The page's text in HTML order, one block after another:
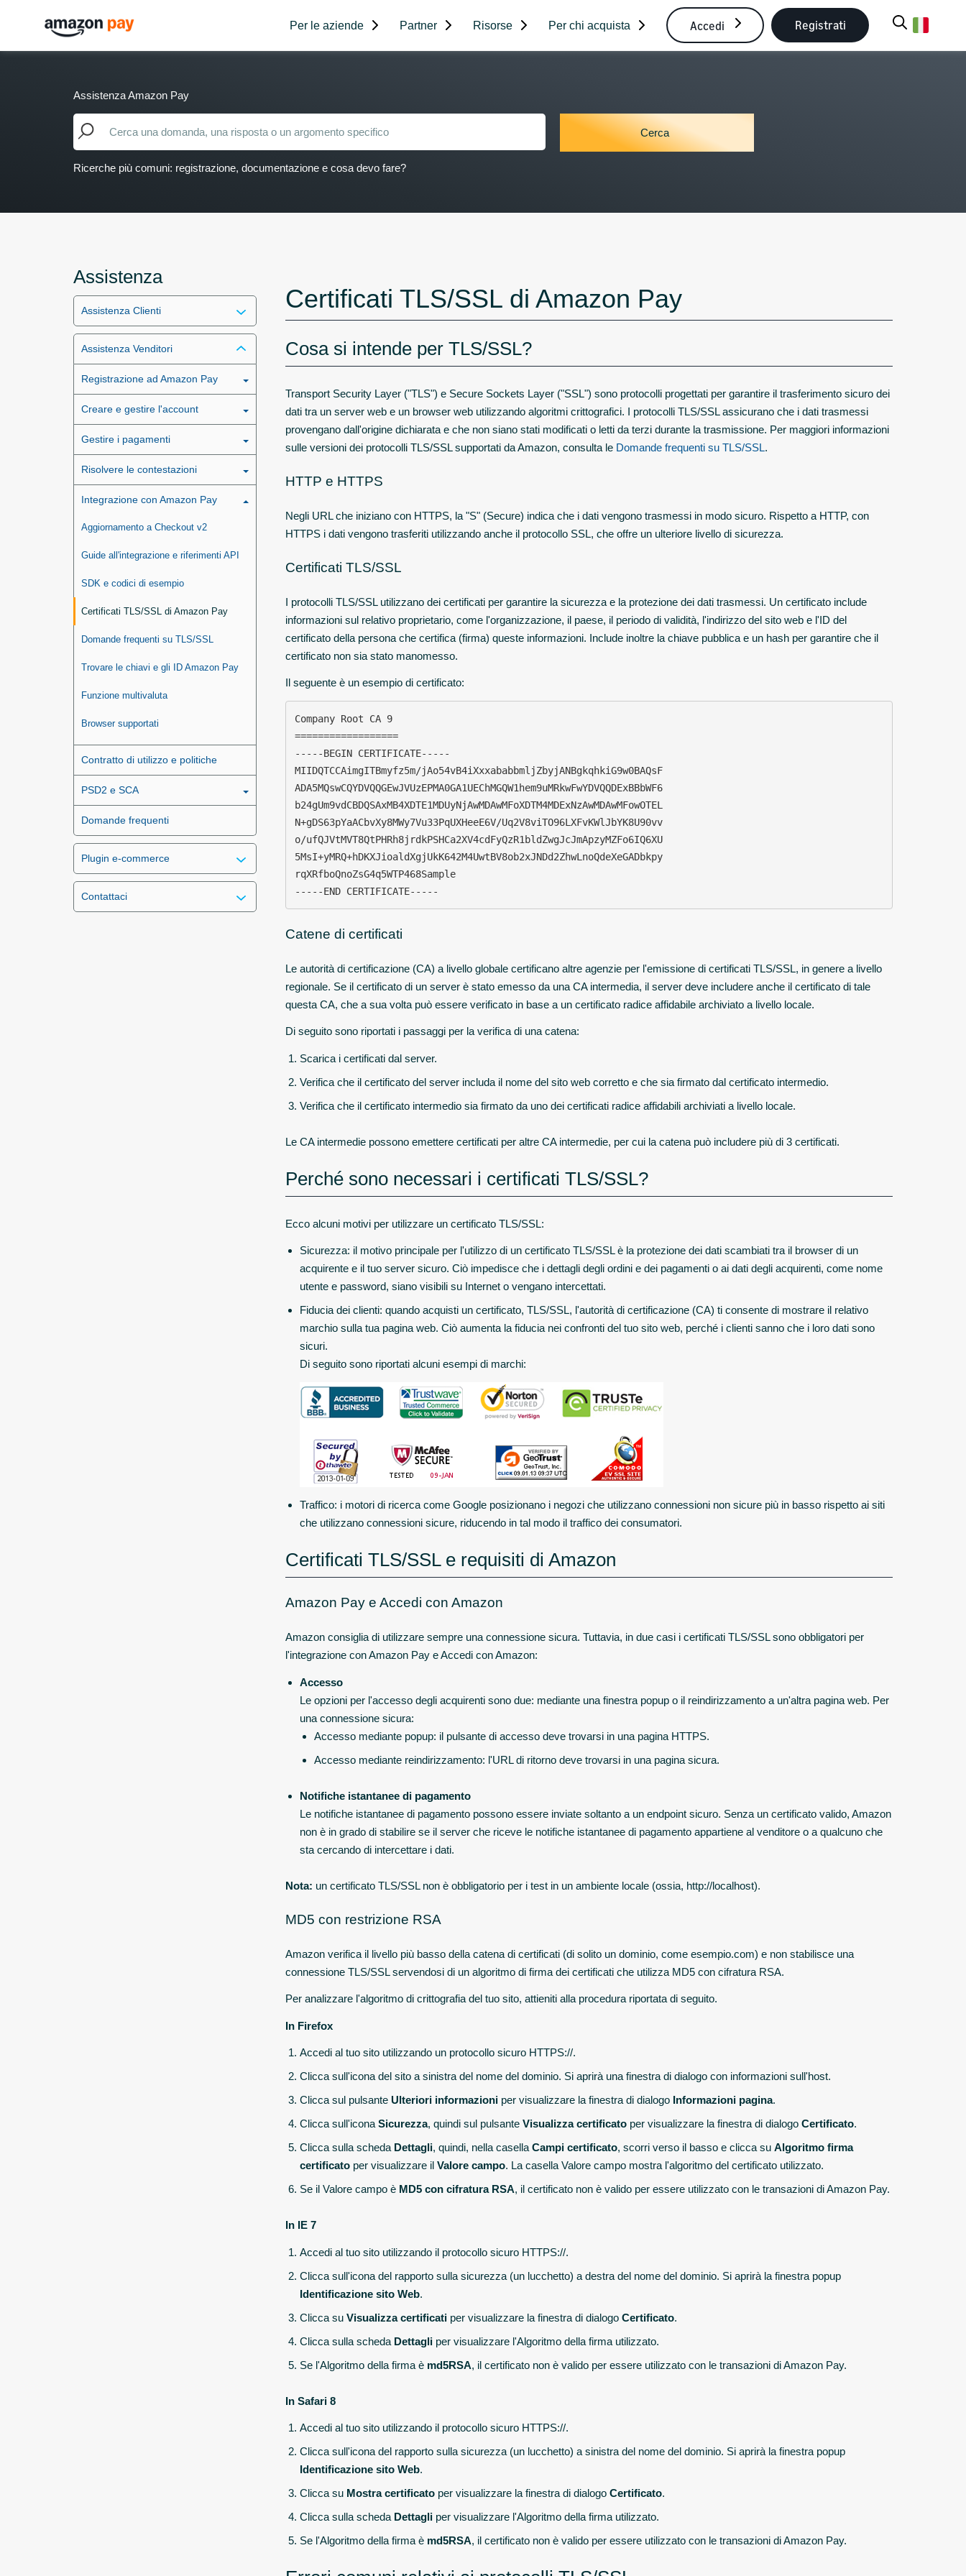
Per le aziende Partner Risorse Per chi acquista Accedi Registrati
Assistenza Amazon Pay
Ricerche più comuni: registrazione, documentazione e cosa devo fare?
Assistenza
Assistenza Clienti
Assistenza Venditori
Registrazione ad Amazon Pay
Creare e gestire l'account
Gestire i pagamenti
Risolvere le contestazioni
Integrazione con Amazon Pay
Aggiornamento a Checkout v2
Guide all'integrazione e riferimenti API
SDK e codici di esempio
Certificati TLS/SSL di Amazon Pay
Domande frequenti su TLS/SSL
Trovare le chiavi e gli ID Amazon Pay
Funzione multivaluta
Browser supportati
Contratto di utilizzo e politiche
PSD2 e SCA
Domande frequenti
Plugin e-commerce
Contattaci
Certificati TLS/SSL di Amazon Pay
Cosa si intende per TLS/SSL?
Transport Security Layer ("TLS") e Secure Sockets Layer ("SSL") sono protocolli progettati per garantire il trasferimento sicuro dei
dati tra un server web e un browser web utilizzando algoritmi crittografici. I protocolli TLS/SSL assicurano che i dati trasmessi
provengano dall'origine dichiarata e che non siano stati modificati o letti da terzi durante la trasmissione. Per maggiori informazioni
sulle versioni dei protocolli TLS/SSL supportati da Amazon, consulta le Domande frequenti su TLS/SSL.
HTTP e HTTPS
Negli URL che iniziano con HTTPS, la "S" (Secure) indica che i dati vengono trasmessi in modo sicuro. Rispetto a HTTP, con
HTTPS i dati vengono trasferiti utilizzando anche il protocollo SSL, che offre un ulteriore livello di sicurezza.
Certificati TLS/SSL
I protocolli TLS/SSL utilizzano dei certificati per garantire la sicurezza e la protezione dei dati trasmessi. Un certificato include
informazioni sul relativo proprietario, come l'organizzazione, il paese, il periodo di validità, l'indirizzo del sito web e l'ID del
certificato della persona che certifica (firma) queste informazioni. Include inoltre la chiave pubblica e un hash per garantire che il
certificato non sia stato manomesso.
Il seguente è un esempio di certificato:
Company Root CA 9
==================
-----BEGIN CERTIFICATE-----
MIIDQTCCAimgITBmyfz5m/jAo54vB4iXxxababbmljZbyjANBgkqhkiG9w0BAQsF
ADA5MQswCQYDVQQGEwJVUzEPMA0GA1UEChMGQW1hem9uMRkwFwYDVQQDExBBbWF6
b24gUm9vdCBDQSAxMB4XDTE1MDUyNjAwMDAwMFoXDTM4MDExNzAwMDAwMFowOTEL
N+gDS63pYaACbvXy8MWy7Vu33PqUXHeeE6V/Uq2V8viTO96LXFvKWlJbYK8U90vv
o/ufQJVtMVT8QtPHRh8jrdkPSHCa2XV4cdFyQzR1bldZwgJcJmApzyMZFo6IQ6XU
5MsI+yMRQ+hDKXJioaldXgjUkK642M4UwtBV8ob2xJNDd2ZhwLnoQdeXeGADbkpy
rqXRfboQnoZsG4q5WTP468Sample
-----END CERTIFICATE-----
Catene di certificati
Le autorità di certificazione (CA) a livello globale certificano altre agenzie per l'emissione di certificati TLS/SSL, in genere a livello
regionale. Se il certificato di un server è stato emesso da una CA intermedia, il server deve includere anche il certificato di tale
questa CA, che a sua volta può essere verificato in base a un certificato radice affidabile archiviato a livello locale.
Di seguito sono riportati i passaggi per la verifica di una catena:
Scarica i certificati dal server.
Verifica che il certificato del server includa il nome del sito web corretto e che sia firmato dal certificato intermedio.
Verifica che il certificato intermedio sia firmato da uno dei certificati radice affidabili archiviati a livello locale.
Le CA intermedie possono emettere certificati per altre CA intermedie, per cui la catena può includere più di 3 certificati.
Perché sono necessari i certificati TLS/SSL?
Ecco alcuni motivi per utilizzare un certificato TLS/SSL:
Sicurezza: il motivo principale per l'utilizzo di un certificato TLS/SSL è la protezione dei dati scambiati tra il browser di un
acquirente e il tuo server sicuro. Ciò impedisce che i dettagli degli ordini e dei pagamenti o ai dati degli acquirenti, come nome
utente e password, siano visibili su Internet o vengano intercettati.
Fiducia dei clienti: quando acquisti un certificato, TLS/SSL, l'autorità di certificazione (CA) ti consente di mostrare il relativo
marchio sulla tua pagina web. Ciò aumenta la fiducia nei confronti del tuo sito web, perché i clienti sanno che i loro dati sono
sicuri.
Di seguito sono riportati alcuni esempi di marchi:
Traffico: i motori di ricerca come Google posizionano i negozi che utilizzano connessioni non sicure più in basso rispetto ai siti
che utilizzano connessioni sicure, riducendo in tal modo il traffico dei consumatori.
Certificati TLS/SSL e requisiti di Amazon
Amazon Pay e Accedi con Amazon
Amazon consiglia di utilizzare sempre una connessione sicura. Tuttavia, in due casi i certificati TLS/SSL sono obbligatori per
l'integrazione con Amazon Pay e Accedi con Amazon:
Accesso
Le opzioni per l'accesso degli acquirenti sono due: mediante una finestra popup o il reindirizzamento a un'altra pagina web. Per
una connessione sicura:
Accesso mediante popup: il pulsante di accesso deve trovarsi in una pagina HTTPS.
Accesso mediante reindirizzamento: l'URL di ritorno deve trovarsi in una pagina sicura.
Notifiche istantanee di pagamento
Le notifiche istantanee di pagamento possono essere inviate soltanto a un endpoint sicuro. Senza un certificato valido, Amazon
non è in grado di stabilire se il server che riceve le notifiche istantanee di pagamento appartiene al venditore o a qualcuno che
sta cercando di intercettare i dati.
Nota: un certificato TLS/SSL non è obbligatorio per i test in un ambiente locale (ossia, http://localhost).
MD5 con restrizione RSA
Amazon verifica il livello più basso della catena di certificati (di solito un dominio, come esempio.com) e non stabilisce una
connessione TLS/SSL servendosi di un algoritmo di firma dei certificati che utilizza MD5 con cifratura RSA.
Per analizzare l'algoritmo di crittografia del tuo sito, attieniti alla procedura riportata di seguito.
In Firefox
Accedi al tuo sito utilizzando un protocollo sicuro HTTPS://.
Clicca sull'icona del sito a sinistra del nome del dominio. Si aprirà una finestra di dialogo con informazioni sull'host.
Clicca sul pulsante Ulteriori informazioni per visualizzare la finestra di dialogo Informazioni pagina.
Clicca sull'icona Sicurezza, quindi sul pulsante Visualizza certificato per visualizzare la finestra di dialogo Certificato.
Clicca sulla scheda Dettagli, quindi, nella casella Campi certificato, scorri verso il basso e clicca su Algoritmo firma
certificato per visualizzare il Valore campo. La casella Valore campo mostra l'algoritmo del certificato utilizzato.
Se il Valore campo è MD5 con cifratura RSA, il certificato non è valido per essere utilizzato con le transazioni di Amazon Pay.
In IE 7
Accedi al tuo sito utilizzando il protocollo sicuro HTTPS://.
Clicca sull'icona del rapporto sulla sicurezza (un lucchetto) a destra del nome del dominio. Si aprirà la finestra popup
Identificazione sito Web.
Clicca su Visualizza certificati per visualizzare la finestra di dialogo Certificato.
Clicca sulla scheda Dettagli per visualizzare l'Algoritmo della firma utilizzato.
Se l'Algoritmo della firma è md5RSA, il certificato non è valido per essere utilizzato con le transazioni di Amazon Pay.
In Safari 8
Accedi al tuo sito utilizzando il protocollo sicuro HTTPS://.
Clicca sull'icona del rapporto sulla sicurezza (un lucchetto) a sinistra del nome del dominio. Si aprirà la finestra popup
Identificazione sito Web.
Clicca su Mostra certificato per visualizzare la finestra di dialogo Certificato.
Clicca sulla scheda Dettagli per visualizzare l'Algoritmo della firma utilizzato.
Se l'Algoritmo della firma è md5RSA, il certificato non è valido per essere utilizzato con le transazioni di Amazon Pay.